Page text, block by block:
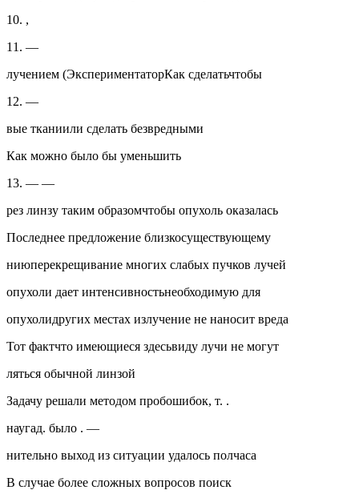
10. ,
11. —
лучением (ЭкспериментаторКак сделатьчтобы
12. —
вые тканиили сделать безвредными
Как можно было бы уменьшить
13. — —
рез линзу таким образомчтобы опухоль оказалась
Последнее предложение близкосуществующему
ниюперекрещивание многих слабых пучков лучей
опухоли дает интенсивностьнеобходимую для
опухолидругих местах излучение не наносит вреда
Тот фактчто имеющиеся здесьвиду лучи не могут
ляться обычной линзой
Задачу решали методом пробошибок, т. .
наугад. было . —
нительно выход из ситуации удалось полчаса
В случае более сложных вопросов поиск